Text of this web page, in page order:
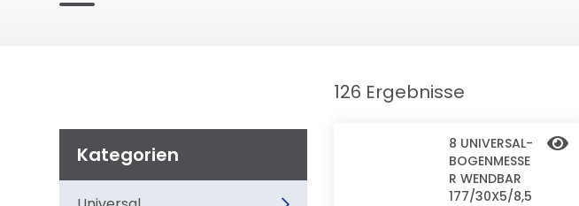
Kategorien
126 Ergebnisse
8 UNIVERSAL-
BOGENMESSE
R WENDBAR
177/30X5/8,5